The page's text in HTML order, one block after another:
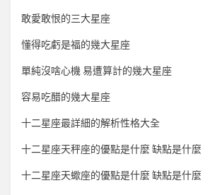
敢愛敢恨的三大星座
懂得吃虧是福的幾大星座
單純沒啥心機 易遭算計的幾大星座
容易吃醋的幾大星座
十二星座最詳細的解析性格大全
十二星座天秤座的優點是什麼 缺點是什麼
十二星座天蠍座的優點是什麼 缺點是什麼